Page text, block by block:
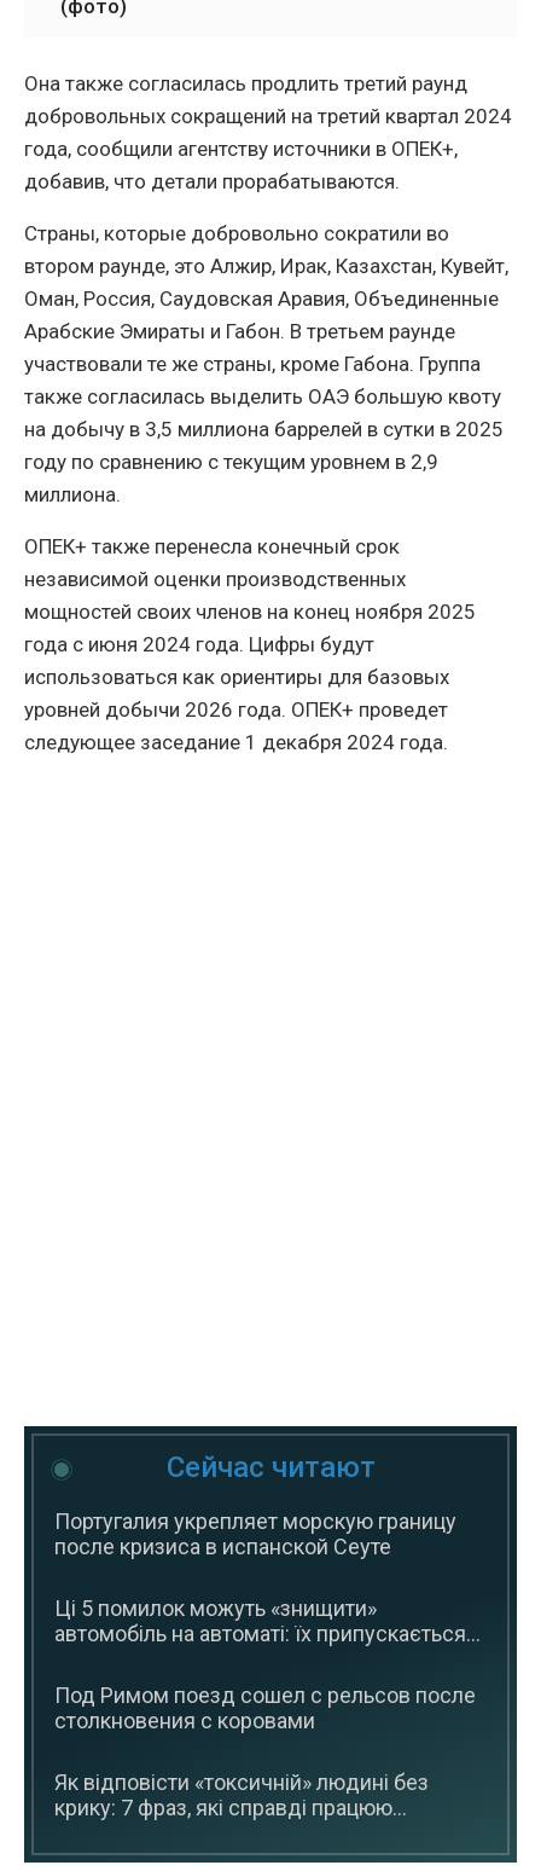
(фото)
Она также согласилась продлить третий раунд
добровольных сокращений на третий квартал 2024
года, сообщили агентству источники в ОПЕК+,
добавив, что детали прорабатываются.
Страны, которые добровольно сократили во
втором раунде, это Алжир, Ирак, Казахстан, Кувейт,
Оман, Россия, Саудовская Аравия, Объединенные
Арабские Эмираты и Габон. В третьем раунде
участвовали те же страны, кроме Габона. Группа
также согласилась выделить ОАЭ большую квоту
на добычу в 3,5 миллиона баррелей в сутки в 2025
году по сравнению с текущим уровнем в 2,9
миллиона.
ОПЕК+ также перенесла конечный срок
независимой оценки производственных
мощностей своих членов на конец ноября 2025
года с июня 2024 года. Цифры будут
использоваться как ориентиры для базовых
уровней добычи 2026 года. ОПЕК+ проведет
следующее заседание 1 декабря 2024 года.
Сейчас читают
Португалия укрепляет морскую границу
после кризиса в испанской Сеуте
Ці 5 помилок можуть «знищити»
автомобіль на автоматі: їх припускається...
Под Римом поезд сошел с рельсов после
столкновения с коровами
Як відповісти «токсичній» людині без
крику: 7 фраз, які справді працюю...